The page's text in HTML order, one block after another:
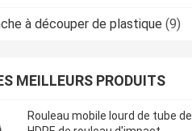
à découper de plastique (9)
MEILLEURS PRODUITS
Rouleau mobile lourd de tube de